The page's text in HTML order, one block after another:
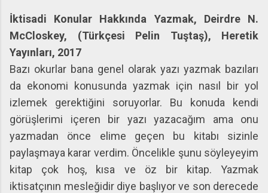
İktisadi Konular Hakkında Yazmak, Deirdre N.
McCloskey, (Türkçesi Pelin Tuştaş), Heretik
Yayınları, 2017
Bazı okurlar bana genel olarak yazı yazmak bazıları
da ekonomi konusunda yazmak için nasıl bir yol
izlemek gerektiğini soruyorlar. Bu konuda kendi
görüşlerimi içeren bir yazı yazacağım ama onu
yazmadan önce elime geçen bu kitabı sizinle
paylaşmaya karar verdim. Öncelikle şunu söyleyeyim
kitap çok hoş, kısa ve öz bir kitap. Yazmak
iktisatçının mesleğidir diye başlıyor ve son derecede